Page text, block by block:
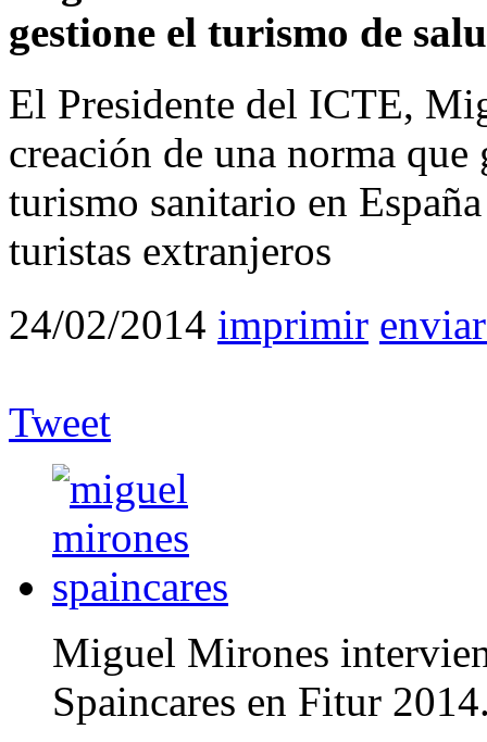
gestione el turismo de
El Presidente del ICTE,
creación de una norma
turismo sanitario en
turistas extranjeros
24/02/2014 imprimir
Tweet
Miguel Mirones
Spaincares en Fitur